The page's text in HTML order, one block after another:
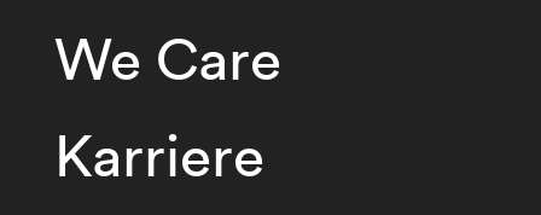
We Care
Karriere